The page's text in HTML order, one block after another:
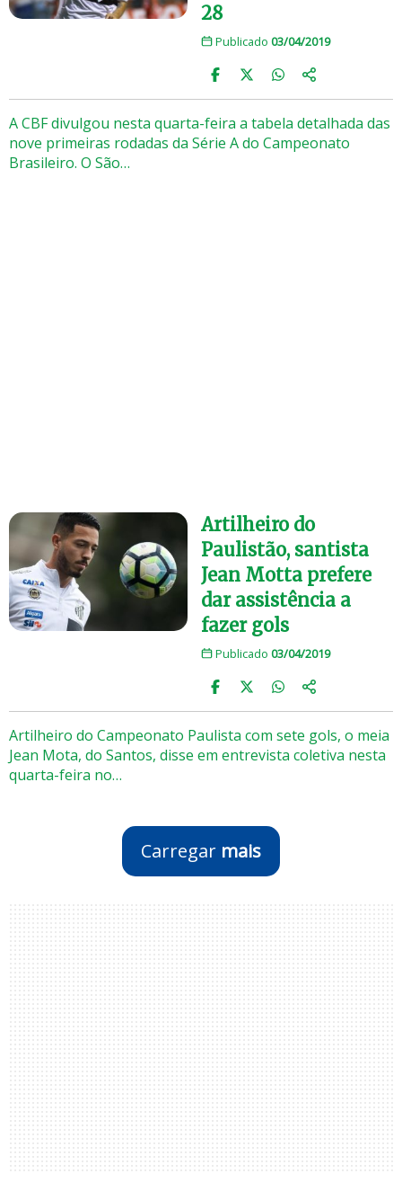
28
Publicado 03/04/2019
A CBF divulgou nesta quarta-feira a tabela detalhada das
nove primeiras rodadas da Série A do Campeonato
Brasileiro. O São…
Artilheiro do
Paulistão, santista
Jean Motta prefere
dar assistência a
fazer gols
Publicado 03/04/2019
Artilheiro do Campeonato Paulista com sete gols, o meia
Jean Mota, do Santos, disse em entrevista coletiva nesta
quarta-feira no…
Carregar mais